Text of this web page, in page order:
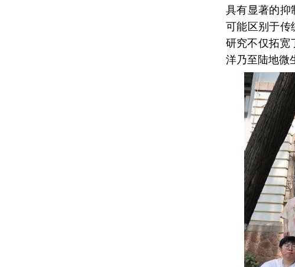
具有显著的抑
可能区别于传
研究不仅拓宽
洋乃至陆地微